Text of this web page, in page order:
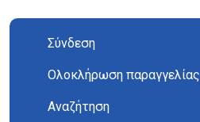
Σύνδεση
Ολοκλήρωση παραγγελίας
Αναζήτηση